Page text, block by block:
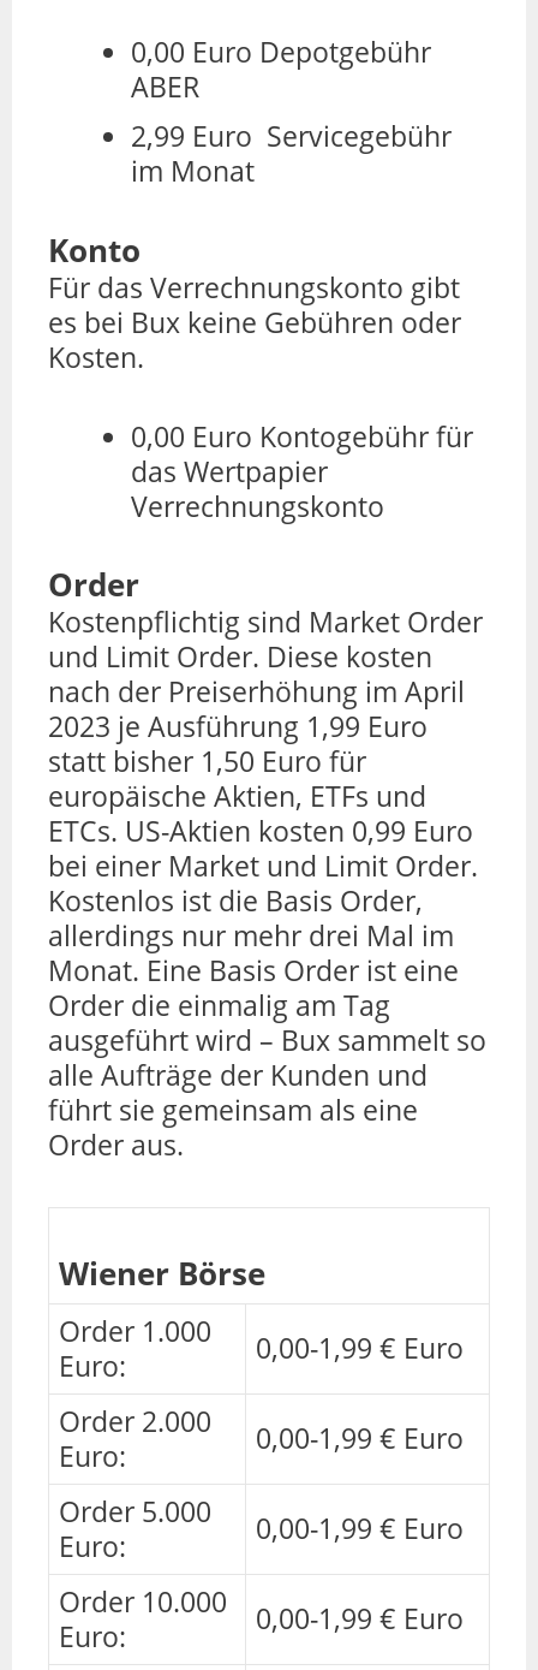
0,00 Euro Depotgebühr
ABER
2,99 Euro Servicegebühr
im Monat
Konto
Für das Verrechnungskonto gibt
es bei Bux keine Gebühren oder
Kosten.
0,00 Euro Kontogebühr für
das Wertpapier
Verrechnungskonto
Order
Kostenpflichtig sind Market Order
und Limit Order. Diese kosten
nach der Preiserhöhung im April
2023 je Ausführung 1,99 Euro
statt bisher 1,50 Euro für
europäische Aktien, ETFs und
ETCs. US-Aktien kosten 0,99 Euro
bei einer Market und Limit Order.
Kostenlos ist die Basis Order,
allerdings nur mehr drei Mal im
Monat. Eine Basis Order ist eine
Order die einmalig am Tag
ausgeführt wird – Bux sammelt so
alle Aufträge der Kunden und
führt sie gemeinsam als eine
Order aus.
Wiener Börse
Order 1.000
Euro:
0,00-1,99 € Euro
Order 2.000
Euro:
0,00-1,99 € Euro
Order 5.000
Euro:
0,00-1,99 € Euro
Order 10.000
Euro:
0,00-1,99 € Euro